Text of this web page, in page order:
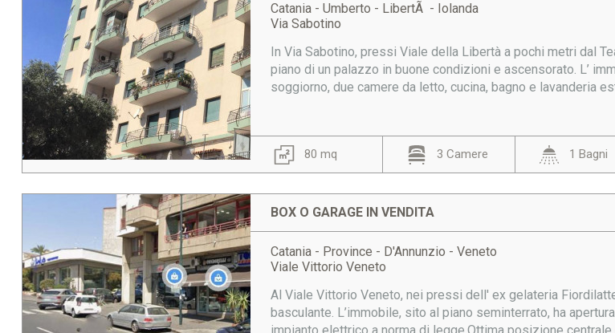
Catania - Umberto - LibertÃ - Iolanda
Via Sabotino
In Via Sabotino, pressi Viale della Libertà a pochi metri dal
piano di un palazzo in buone condizioni e ascensorato. L’
soggiorno, due camere da letto, cucina, bagno e lavanderia
80 mq 3 Camere 1 Bagni
BOX O GARAGE IN VENDITA
Catania - Province - D'Annunzio - Veneto
Viale Vittorio Veneto
Al Viale Vittorio Veneto, nei pressi dell' ex gelateria
basculante. L’immobile, sito al piano seminterrato, ha